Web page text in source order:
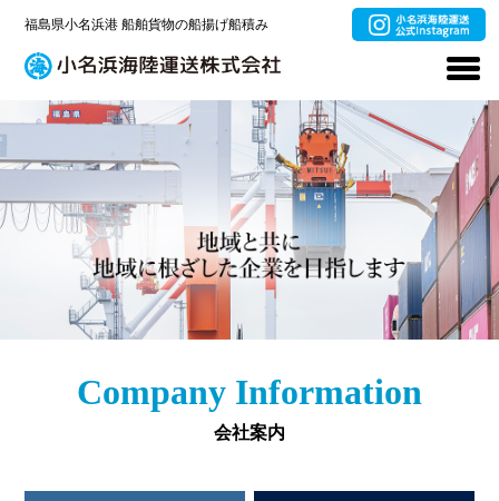
福島県小名浜港 船舶貨物の船揚げ船積み
Company Information
会社案内